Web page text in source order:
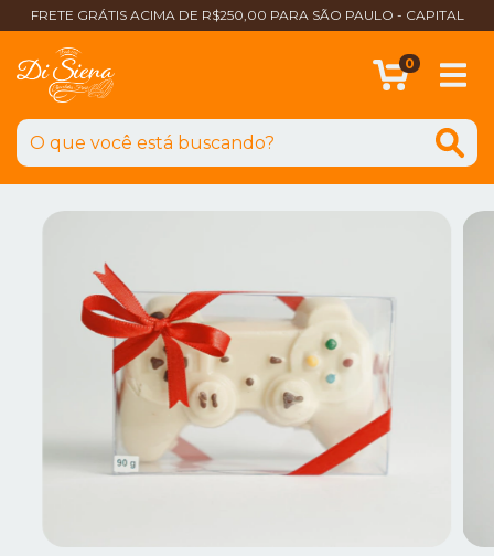
FRETE GRÁTIS ACIMA DE R$250,00 PARA SÃO PAULO - CAPITAL
0